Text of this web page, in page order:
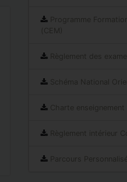
Programme
(CEM)
Règlement des
Schéma National
Charte enseignement
Règlement intérieur
Parcours